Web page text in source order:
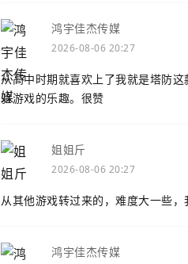
鸿宇佳杰传媒
2026-08-06 20:27
从高中时期就喜欢上了我就是塔防
验游戏的乐趣。很赞
姐姐斤
2026-08-06 20:27
从其他游戏转过来的，难度大一些
鸿宇佳杰传媒